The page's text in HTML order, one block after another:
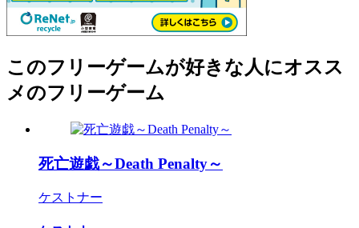
このフリーゲームが好きな人にオスス
メのフリーゲーム
死亡遊戯～Death Penalty～
ケストナー